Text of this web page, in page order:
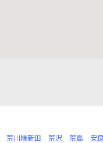
荒川縁新田 荒沢 荒島 安